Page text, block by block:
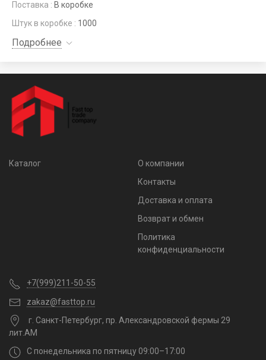
Поставка : В коробке
Штук в коробке : 1000
Подробнее
Каталог
О компании
Контакты
Доставка и оплата
Возврат и обмен
Политика
конфиденциальности
+7(999)211-50-55
zakaz@fasttop.ru
г. Санкт-Петербург, пр. Александровской фермы 29
лит.АМ
С понедельника по пятницу 09:00–17:00